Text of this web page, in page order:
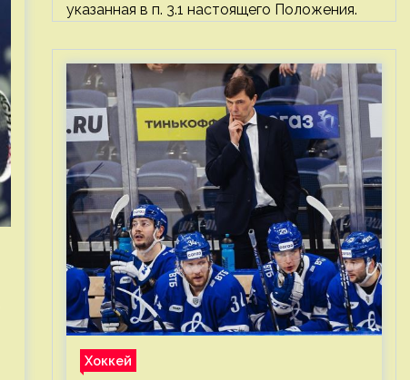
указанная в п. 3.1 настоящего Положения.
Хоккей